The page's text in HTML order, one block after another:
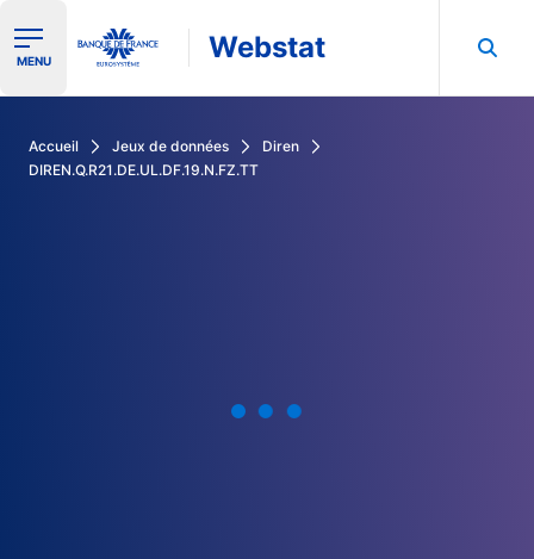
Ouvrir le menu de navigation
MENU Webstat
Accueil Jeux de données
Diren
DIREN.Q.R21.DE.UL.DF.19.N.FZ.TT